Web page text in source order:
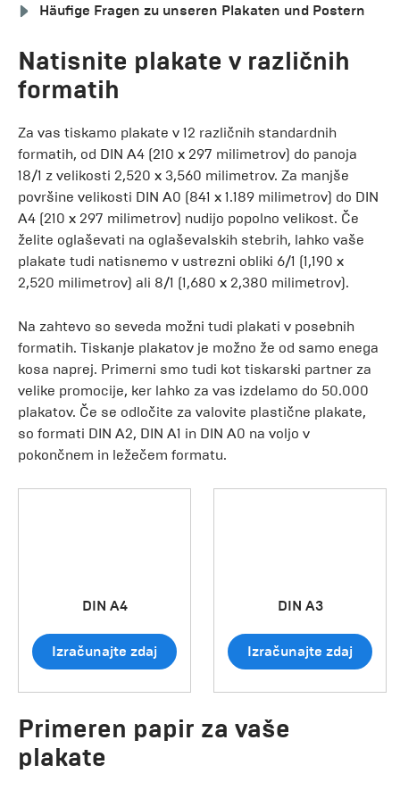
Häufige Fragen zu unseren Plakaten und Postern
Natisnite plakate v različnih
formatih
Za vas tiskamo plakate v 12 različnih standardnih
formatih, od DIN A4 (210 x 297 milimetrov) do panoja
18/1 z velikosti 2,520 x 3,560 milimetrov. Za manjše
površine velikosti DIN A0 (841 x 1.189 milimetrov) do DIN
A4 (210 x 297 milimetrov) nudijo popolno velikost. Če
želite oglaševati na oglaševalskih stebrih, lahko vaše
plakate tudi natisnemo v ustrezni obliki 6/1 (1,190 x
2,520 milimetrov) ali 8/1 (1,680 x 2,380 milimetrov).
Na zahtevo so seveda možni tudi plakati v posebnih
formatih. Tiskanje plakatov je možno že od samo enega
kosa naprej. Primerni smo tudi kot tiskarski partner za
velike promocije, ker lahko za vas izdelamo do 50.000
plakatov. Če se odločite za valovite plastične plakate,
so formati DIN A2, DIN A1 in DIN A0 na voljo v
pokončnem in ležečem formatu.
DIN A4
Izračunajte zdaj
DIN A3
Izračunajte zdaj
Primeren papir za vaše
plakate